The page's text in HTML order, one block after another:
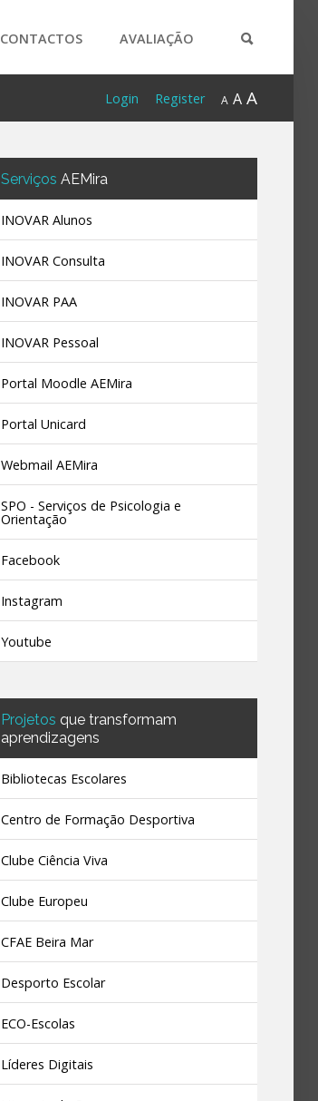
CONTACTOS AVALIAÇÃO
A A A
Register
Login
ServiçosAEMira
INOVAR Alunos
INOVAR Consulta
INOVAR PAA
INOVAR Pessoal
Portal Moodle AEMira
Portal Unicard
Webmail AEMira
SPO - Serviços de Psicologia e
Orientação
Facebook
Instagram
Youtube
Projetosque transformam
aprendizagens
Bibliotecas Escolares
Centro de Formação Desportiva
Clube Ciência Viva
Clube Europeu
CFAE Beira Mar
Desporto Escolar
ECO-Escolas
Líderes Digitais